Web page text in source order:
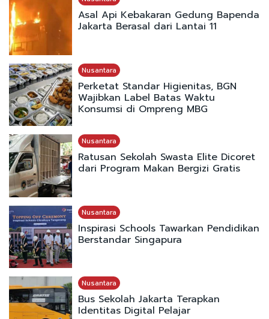
Asal Api Kebakaran Gedung Bapenda
Jakarta Berasal dari Lantai 11
Nusantara
Perketat Standar Higienitas, BGN
Wajibkan Label Batas Waktu
Konsumsi di Ompreng MBG
Nusantara
Ratusan Sekolah Swasta Elite Dicoret
dari Program Makan Bergizi Gratis
Nusantara
Inspirasi Schools Tawarkan Pendidikan
Berstandar Singapura
Nusantara
Bus Sekolah Jakarta Terapkan
Identitas Digital Pelajar